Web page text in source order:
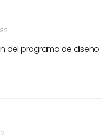
del programa de diseño